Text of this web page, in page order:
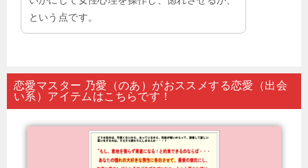
という点です。
恋愛マスター 乃愛（のあ）がおススメする恋愛（出会
い系）アイテムはこちらです！